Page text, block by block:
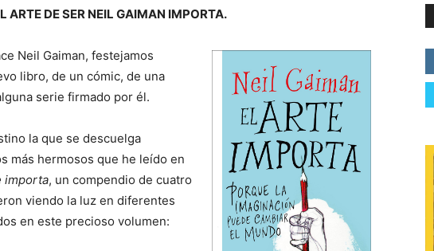
ARTE DE SER NEIL GAIMAN IMPORTA.
Neil Gaiman, festejamos
libro, de un cómic, de una
serie firmado por él.
la que se descuelga
más hermosos que he leído en
importa, un compendio de cuatro
viendo la luz en diferentes
en este precioso volumen: